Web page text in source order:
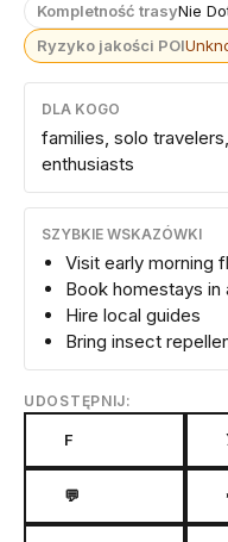
Kompletność trasyNie
Ryzyko jakości POI
DLA KOGO
families, solo
enthusiasts
SZYBKIE WSKAZÓWKI
Visit early morning
Book homestays in
Hire local guides
Bring insect
UDOSTĘPNIJ:
F
💬